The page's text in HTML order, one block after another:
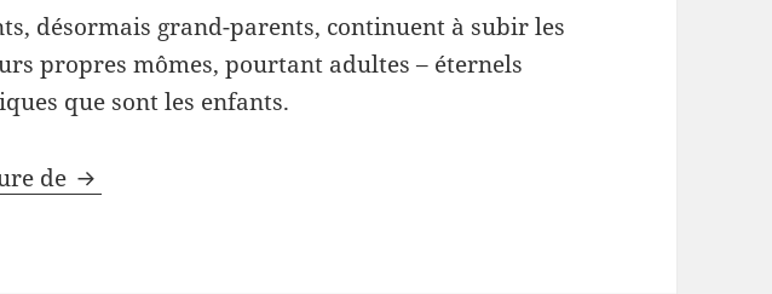
désormais grand-parents, continuent à subir les
propres mômes, pourtant adultes – éternels
que sont les enfants.
de 90-10